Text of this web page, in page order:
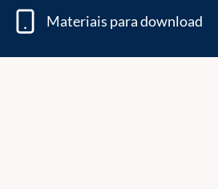
Materiais para download